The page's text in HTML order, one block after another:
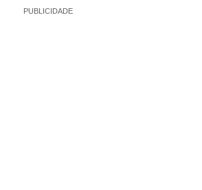
PUBLICIDADE